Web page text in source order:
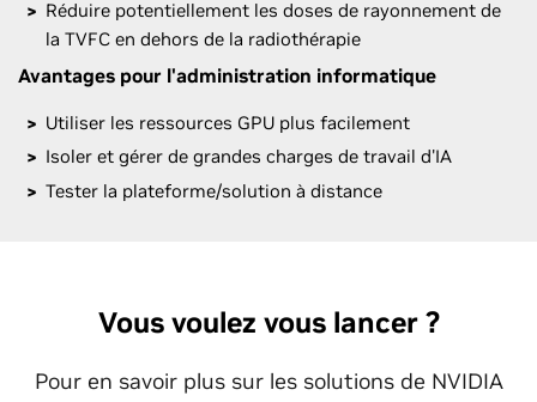
Réduire potentiellement les doses de rayonnement de
la TVFC en dehors de la radiothérapie
Avantages pour l'administration informatique
Utiliser les ressources GPU plus facilement
Isoler et gérer de grandes charges de travail d'IA
Tester la plateforme/solution à distance
Vous voulez vous lancer ?
Pour en savoir plus sur les solutions de NVIDIA